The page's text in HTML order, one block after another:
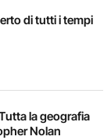
di tutti i tempi
la geografia
Nolan